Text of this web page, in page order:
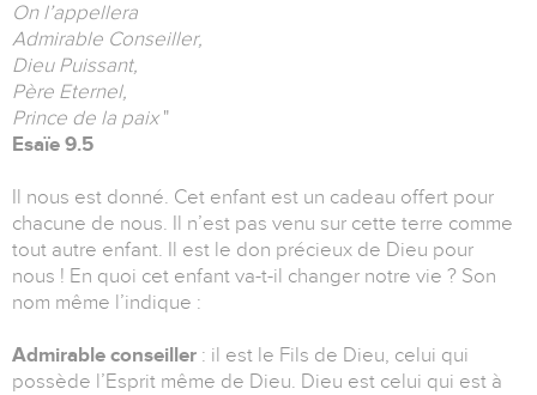
On l’appellera
Admirable Conseiller,
Dieu Puissant,
Père Eternel,
Prince de la paix"
Esaïe 9.5
Il nous est donné. Cet enfant est un cadeau offert pour
chacune de nous. Il n’est pas venu sur cette terre comme
tout autre enfant. Il est le don précieux de Dieu pour
nous ! En quoi cet enfant va-t-il changer notre vie ? Son
nom même l’indique :
Admirable conseiller : il est le Fils de Dieu, celui qui
possède l’Esprit même de Dieu. Dieu est celui qui est à